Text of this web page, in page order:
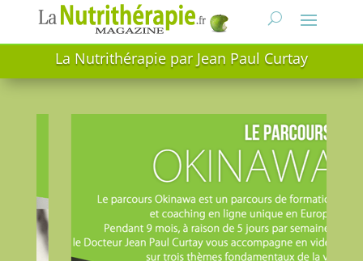
La Nutrithérapie par Jean Paul Curtay